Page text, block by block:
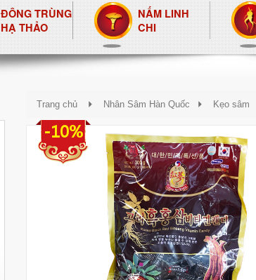
ĐÔNG TRÙNG
HẠ THẢO
NẤM LINH
CHI
Trang chủ Nhân Sâm Hàn Quốc Kẹo sâm
-10%